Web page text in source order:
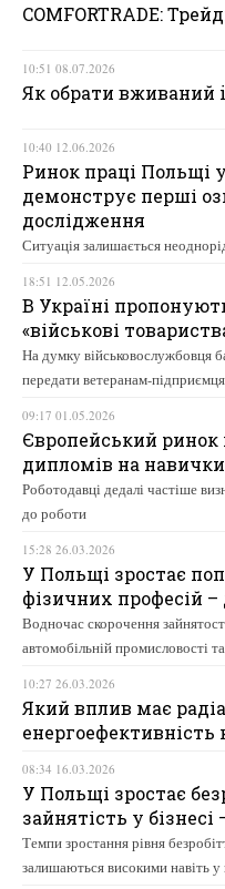
COMFORTRADE:
10:51 08.07.2026
Як обрати вживаний
10:40 12.06.2026
Ринок праці Польщі
демонструє перші
дослідження
Ситуація залишається
18:51 12.05.2026
В Україні
«військові
На думку військовослужбовця
передати ветеранам-
09:17 01.05.2026
Європейський ринок
дипломів на
Роботодавці дедалі частіше
до роботи
15:28 26.03.2026
У Польщі зростає
фізичних професій
Водночас скорочення
автомобільній промисловості
10:27 26.03.2026
Який вплив має
енергоефективність
08:34 16.03.2026
У Польщі зростає
зайнятість у
Темпи зростання рівня
залишаються високими навіть